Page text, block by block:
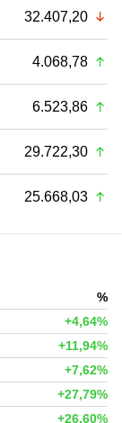
32.407,20
4.068,78
6.523,86
29.722,30
25.668,03
%
+4,64%
+11,94%
+7,62%
+27,79%
+26,60%